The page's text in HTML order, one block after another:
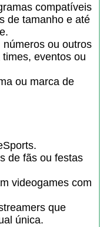
compatíveis
de tamanho e até
ou outros
eventos ou
ou marca de
de fãs ou festas
videogames com
que
única.